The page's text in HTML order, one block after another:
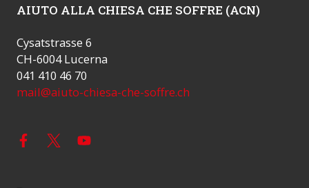
AIUTO ALLA CHIESA CHE SOFFRE (ACN)
Cysatstrasse 6
CH-6004 Lucerna
041 410 46 70
mail@aiuto-chiesa-che-soffre.ch